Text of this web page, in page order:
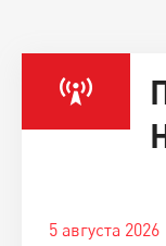
5 августа 2026